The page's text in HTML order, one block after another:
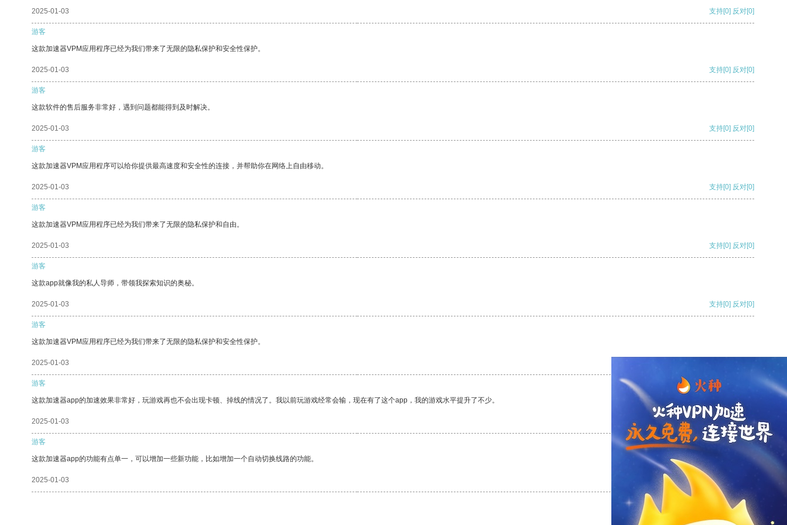
2025-01-03 支持[0] 反对[0]
游客
这款加速器VPM应用程序已经为我们带来了无限的隐私保护和安全性保护。
2025-01-03 支持[0] 反对[0]
游客
这款软件的售后服务非常好，遇到问题都能得到及时解决。
2025-01-03 支持[0] 反对[0]
游客
这款加速器VPM应用程序可以给你提供最高速度和安全性的连接，并帮助你在网络上自由移动。
2025-01-03 支持[0] 反对[0]
游客
这款加速器VPM应用程序已经为我们带来了无限的隐私保护和自由。
2025-01-03 支持[0] 反对[0]
游客
这款app就像我的私人导师，带领我探索知识的奥秘。
2025-01-03 支持[0] 反对[0]
游客
这款加速器VPM应用程序已经为我们带来了无限的隐私保护和安全性保护。
2025-01-03
游客
这款加速器app的加速效果非常好，玩游戏再也不会出现卡顿、掉线的情况了。我以前玩游戏经常会输，现在有了这个app，我的游戏水平提升了不少。
2025-01-03 支持 [0] 反对 [0]
游客
这款加速器app的功能有点单一，可以增加一些新功能，比如增加一个自动切换线路的功能。
2025-01-03 支持